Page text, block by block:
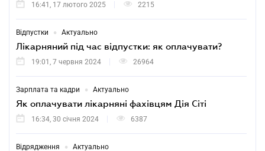
16:41, 17 лютого 2025 2215
Відпустки • Актуально
Лікарняний під час відпустки: як оплачувати?
19:01, 7 червня 2024 26964
Зарплата та кадри • Актуально
Як оплачувати лікарняні фахівцям Дія Сіті
16:34, 30 січня 2024 6387
Відрядження • Актуально